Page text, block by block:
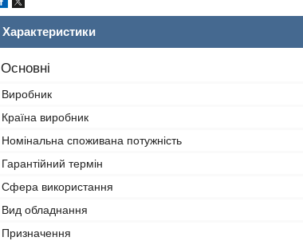
Характеристики
Основні
Виробник
Країна виробник
Номінальна споживана потужність
Гарантійний термін
Сфера використання
Вид обладнання
Призначення